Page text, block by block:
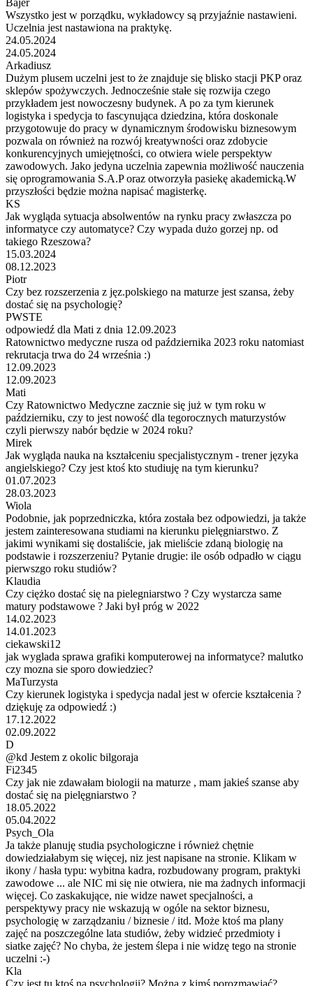
Wszystko jest w porządku, wykładowcy są przyjaźnie nastawieni.
Uczelnia jest nastawiona na praktykę.
24.05.2024
24.05.2024
Arkadiusz
Dużym plusem uczelni jest to że znajduje się blisko stacji PKP oraz
sklepów spożywczych. Jednocześnie stałe się rozwija czego
przykładem jest nowoczesny budynek. A po za tym kierunek
logistyka i spedycja to fascynująca dziedzina, która doskonale
przygotowuje do pracy w dynamicznym środowisku biznesowym
pozwala on również na rozwój kreatywności oraz zdobycie
konkurencyjnych umiejętności, co otwiera wiele perspektyw
zawodowych. Jako jedyna uczelnia zapewnia możliwość nauczenia
się oprogramowania S.A.P oraz otworzyła pasiekę akademicką.W
przyszłości będzie można napisać magisterkę.
KS
Jak wygląda sytuacja absolwentów na rynku pracy zwłaszcza po
informatyce czy automatyce? Czy wypada dużo gorzej np. od
takiego Rzeszowa?
15.03.2024
08.12.2023
Piotr
Czy bez rozszerzenia z jęz.polskiego na maturze jest szansa, żeby
dostać się na psychologię?
PWSTE
odpowiedź dla Mati z dnia 12.09.2023
Ratownictwo medyczne rusza od października 2023 roku natomiast
rekrutacja trwa do 24 września :)
12.09.2023
12.09.2023
Mati
Czy Ratownictwo Medyczne zacznie się już w tym roku w
październiku, czy to jest nowość dla tegorocznych maturzystów
czyli pierwszy nabór będzie w 2024 roku?
Mirek
Jak wygląda nauka na kształceniu specjalistycznym - trener języka
angielskiego? Czy jest ktoś kto studiuję na tym kierunku?
01.07.2023
28.03.2023
Wiola
Podobnie, jak poprzedniczka, która została bez odpowiedzi, ja także
jestem zainteresowana studiami na kierunku pielęgniarstwo. Z
jakimi wynikami się dostaliście, jak mieliście zdaną biologię na
podstawie i rozszerzeniu? Pytanie drugie: ile osób odpadło w ciągu
pierwszgo roku studiów?
Klaudia
Czy ciężko dostać się na pielegniarstwo ? Czy wystarcza same
matury podstawowe ? Jaki był próg w 2022
14.02.2023
14.01.2023
ciekawski12
jak wyglada sprawa grafiki komputerowej na informatyce? malutko
czy mozna sie sporo dowiedziec?
MaTurzysta
Czy kierunek logistyka i spedycja nadal jest w ofercie kształcenia ?
dziękuję za odpowiedź :)
17.12.2022
02.09.2022
D
@kd Jestem z okolic bilgoraja
Fi2345
Czy jak nie zdawałam biologii na maturze , mam jakieś szanse aby
dostać się na pielęgniarstwo ?
18.05.2022
05.04.2022
Psych_Ola
Ja także planuję studia psychologiczne i również chętnie
dowiedziałabym się więcej, niz jest napisane na stronie. Klikam w
ikony / hasła typu: wybitna kadra, rozbudowany program, praktyki
zawodowe ... ale NIC mi się nie otwiera, nie ma żadnych informacji
więcej. Co zaskakujące, nie widze nawet specjalności, a
perspektywy pracy nie wskazują w ogóle na sektor biznesu,
psychologię w zarządzaniu / biznesie / itd. Może ktoś ma plany
zajęć na poszczególne lata studiów, żeby widzieć przedmioty i
siatke zajęć? No chyba, że jestem ślepa i nie widzę tego na stronie
uczelni :-)
Kla
Czy jest tu ktoś na psychologii? Można z kimś porozmawiać?